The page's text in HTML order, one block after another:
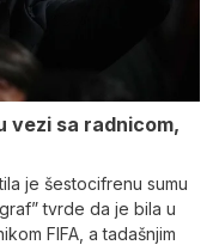
vezi sa radnicom,
je šestocifrenu sumu
tvrde da je bila u
FIFA, a tadašnjim